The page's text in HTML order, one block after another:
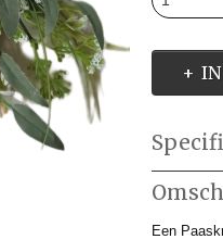
IN
Productcode
Een